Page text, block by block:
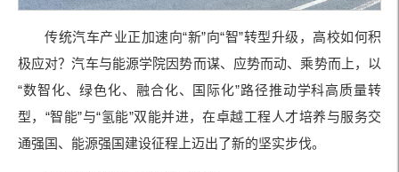
传统汽车产业正加速向“新”向“智”转型升级，高校如何积
极应对？汽车与能源学院因势而谋、应势而动、乘势而上，以
“数智化、绿色化、融合化、国际化”路径推动学科高质量转
型，“智能”与“氢能”双能并进，在卓越工程人才培养与服务交
通强国、能源强国建设征程上迈出了新的坚实步伐。